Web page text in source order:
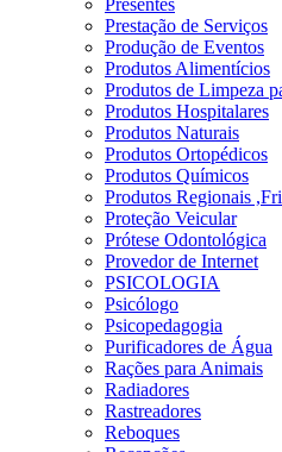
Presentes
Prestação de Serviços
Produção de Eventos
Produtos Alimentícios
Produtos de Limpeza
Produtos Hospitalares
Produtos Naturais
Produtos Ortopédicos
Produtos Químicos
Produtos Regionais
Proteção Veicular
Prótese Odontológica
Provedor de Internet
PSICOLOGIA
Psicólogo
Psicopedagogia
Purificadores de Água
Rações para Animais
Radiadores
Rastreadores
Reboques